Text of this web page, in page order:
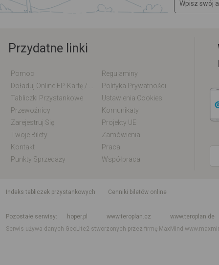
Przydatne linki
Pomoc
Regulaminy
Polityka Prywatności
Tabliczki Przystankowe
Ustawienia Cookies
Przewoźnicy
Komunikaty
Zarejestruj Się
Projekty UE
Twoje Bilety
Zamówienia
Kontakt
Praca
Punkty Sprzedaży
Współpraca
indeks tabliczek przystankowych
Cenniki biletów online
Pozostałe serwisy
hoper.pl www.teroplan.cz
www.teroplan.de
Serwis używa danych GeoLite2 stworzonych przez firmę MaxMind